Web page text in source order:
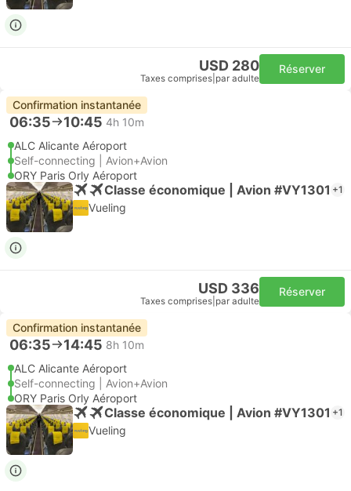
USD 280
Taxes comprises par adulte
Réserver
Confirmation instantanée
06:35 10:45 4h 10m
ALC Alicante Aéroport
Self-connecting | Avion+Avion
ORY Paris Orly Aéroport
Classe économique | Avion #VY1301 +1
Vueling
USD 336
Taxes comprises par adulte
Réserver
Confirmation instantanée
06:35 14:45 8h 10m
ALC Alicante Aéroport
Self-connecting | Avion+Avion
ORY Paris Orly Aéroport
Classe économique | Avion #VY1301 +1
Vueling